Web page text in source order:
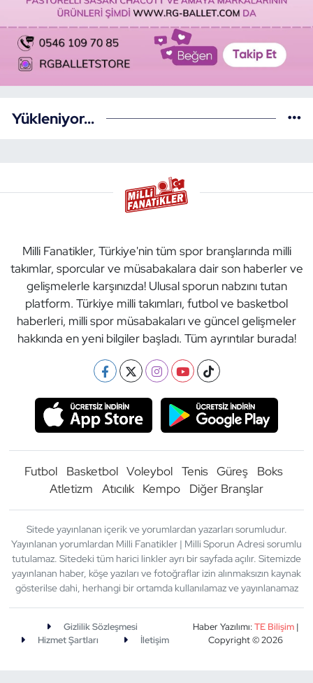
Yükleniyor...
Milli Fanatikler, Türkiye'nin tüm spor branşlarında milli
takımlar, sporcular ve müsabakalara dair son haberler ve
gelişmelerle karşınızda! Ulusal sporun nabzını tutan
platform. Türkiye milli takımları, futbol ve basketbol
haberleri, milli spor müsabakaları ve güncel gelişmeler
hakkında en yeni bilgiler başladı. Tüm ayrıntılar burada!
Futbol Basketbol Voleybol Tenis Güreş
Boks
Atletizm
Atıcılık Kempo Diğer Branşlar
Sitede yayınlanan içerik ve yorumlardan yazarları sorumludur.
Yayınlanan yorumlardan Milli Fanatikler | Milli Sporun Adresi sorumlu
tutulamaz. Sitedeki tüm harici linkler ayrı bir sayfada açılır. Sitemizde
yayınlanan haber, köşe yazıları ve fotoğraflar izin alınmaksızın kaynak
gösterilse dahi, herhangi bir ortamda kullanılamaz ve yayınlanamaz
Gizlilik Sözleşmesi
Hizmet Şartları
İletişim
Haber Yazılımı:TE Bilişim|
Copyright © 2026